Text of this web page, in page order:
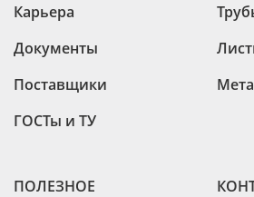
Карьера
Документы
Поставщики
ГОСТы и ТУ
ПОЛЕЗНОЕ